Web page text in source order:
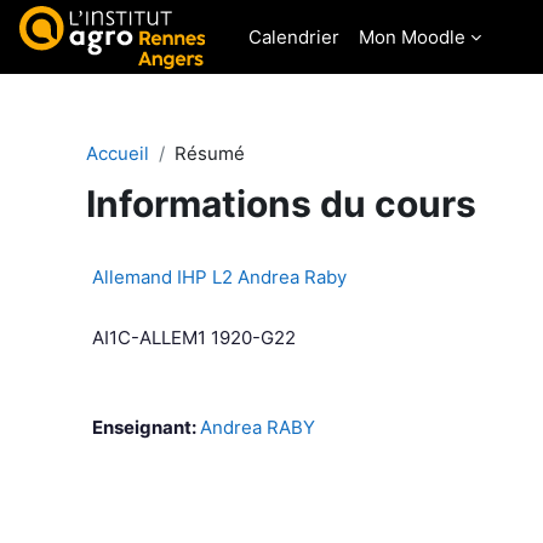
Passer au contenu principal
Calendrier
Mon Moodle
Accueil Résumé
Informations du cours
Allemand IHP L2 Andrea Raby
AI1C-ALLEM1 1920-G22
Enseignant:Andrea RABY